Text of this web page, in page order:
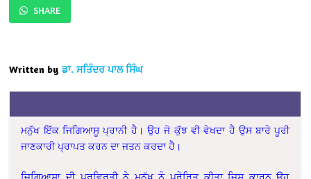
SHARE
Written by ਡਾ. ਸਤਿੰਦਰ ਪਾਲ ਸਿੰਘ
ਮਨੁੱਖ ਇੱਕ ਜਿਗਿਆਸੂ ਪ੍ਰਾਨੀ ਹੈ। ਉਹ ਜੋ ਕੁੱਝ ਵੀ ਵੇਖਦਾ ਹੈ ਉਸ ਬਾਰੇ ਪੂਰੀ
ਜਾਣਕਾਰੀ ਪ੍ਰਾਪਤ ਕਰਨ ਦਾ ਜਤਨ ਕਰਦਾ ਹੈ।